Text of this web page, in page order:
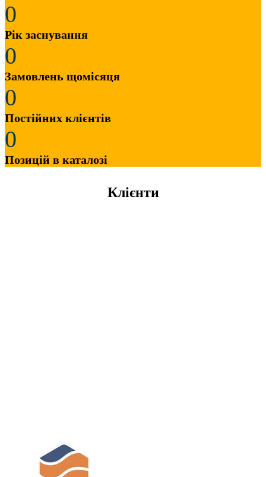
0
Рік заснування
0
Замовлень щомісяця
0
Постійних клієнтів
0
Позицій в каталозі
Клієнти